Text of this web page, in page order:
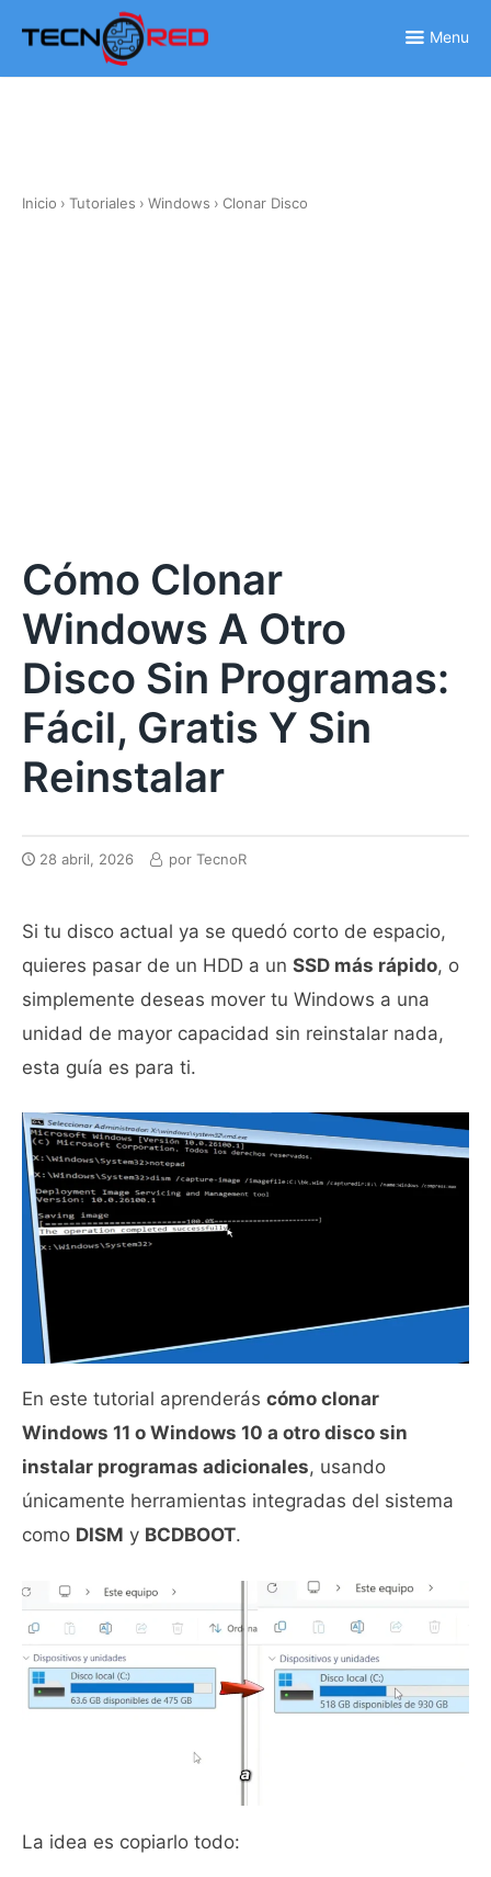
content
Menu
Inicio › Tutoriales › Windows › Clonar Disco
Cómo Clonar
Windows A Otro
Disco Sin Programas:
Fácil, Gratis Y Sin
Reinstalar
28 abril, 2026 por TecnoR
Si tu disco actual ya se quedó corto de espacio,
quieres pasar de un HDD a un SSD más rápido, o
simplemente deseas mover tu Windows a una
unidad de mayor capacidad sin reinstalar nada,
esta guía es para ti.
En este tutorial aprenderás cómo clonar
Windows 11 o Windows 10 a otro disco sin
instalar programas adicionales, usando
únicamente herramientas integradas del sistema
como DISM y BCDBOOT.
La idea es copiarlo todo: